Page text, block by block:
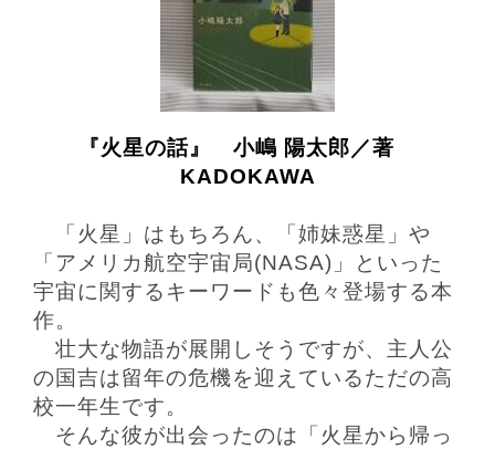
『火星の話』 小嶋 陽太郎／著
KADOKAWA
「火星」はもちろん、「姉妹惑星」や
「アメリカ航空宇宙局(NASA)」といった
宇宙に関するキーワードも色々登場する本
作。
壮大な物語が展開しそうですが、 主人公
の国吉は留年の危機を迎えているただの高
校一年生です。
そんな彼が出会ったのは「火星から帰っ